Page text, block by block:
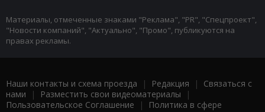
Материалы, отмеченные знаками "Реклама", "PR", "Спецпроект",
"Новости компаний", "Актуально", "Промо", публикуются на
правах рекламы.
Наши контакты и схема проезда | Редакция | Связаться с
нами | Разместить свои видеоматериалы |
Пользовательское Соглашение |
Политика в сфере